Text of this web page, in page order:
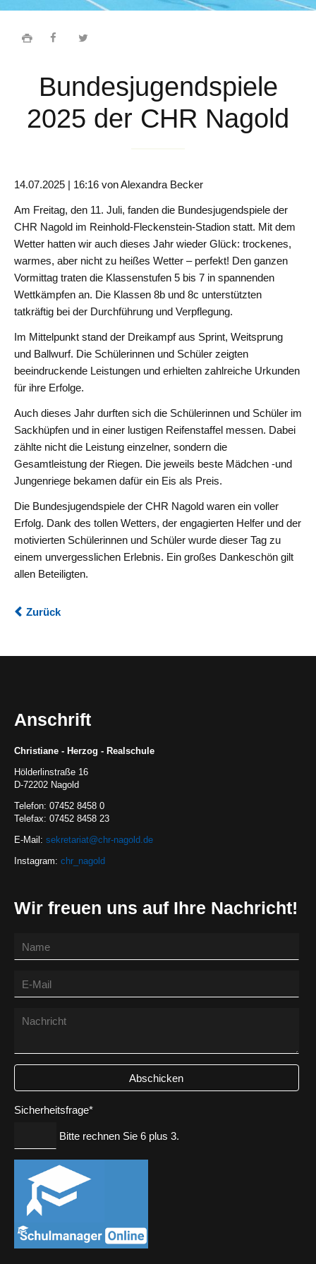
Bücherei
Unsere
Bilingualer
Sportklasse
Wahlpflichtfächer
Berufsorientierung
Informatik
&
Medienbildung
Kooperation
mit
dem
Jugendforschungszentrum
Schwarzwald-
Schönbuch
Schulgemeinschaft
Schulleitung
Beratungslehrerin
Verwaltung
NETZ
Häufige
Fragen
Masernschutz
Leitbild
Bundesjugendspiele
2025 der CHR Nagold
14.07.2025 | 16:16 von Alexandra Becker
Am Freitag, den 11. Juli, fanden die Bundesjugendspiele der
CHR Nagold im Reinhold-Fleckenstein-Stadion statt. Mit dem
Wetter hatten wir auch dieses Jahr wieder Glück: trockenes,
warmes, aber nicht zu heißes Wetter – perfekt! Den ganzen
Vormittag traten die Klassenstufen 5 bis 7 in spannenden
Wettkämpfen an. Die Klassen 8b und 8c unterstützten
tatkräftig bei der Durchführung und Verpflegung.
Im Mittelpunkt stand der Dreikampf aus Sprint, Weitsprung
und Ballwurf. Die Schülerinnen und Schüler zeigten
beeindruckende Leistungen und erhielten zahlreiche Urkunden
für ihre Erfolge.
Auch dieses Jahr durften sich die Schülerinnen und Schüler im
Sackhüpfen und in einer lustigen Reifenstaffel messen. Dabei
zählte nicht die Leistung einzelner, sondern die
Gesamtleistung der Riegen. Die jeweils beste Mädchen -und
Jungenriege bekamen dafür ein Eis als Preis.
Die Bundesjugendspiele der CHR Nagold waren ein voller
Erfolg. Dank des tollen Wetters, der engagierten Helfer und der
motivierten Schülerinnen und Schüler wurde dieser Tag zu
einem unvergesslichen Erlebnis. Ein großes Dankeschön gilt
allen Beteiligten.
Zurück
Anschrift
Christiane - Herzog - Realschule
Hölderlinstraße 16
D-72202 Nagold
Telefon: 07452 8458 0
Telefax: 07452 8458 23
E-Mail: sekretariat@chr-nagold.de
Instagram: chr_nagold
Wir freuen uns auf Ihre Nachricht!
Abschicken
Pflichtfeld
Sicherheitsfrage*
Bitte rechnen Sie 6 plus 3.